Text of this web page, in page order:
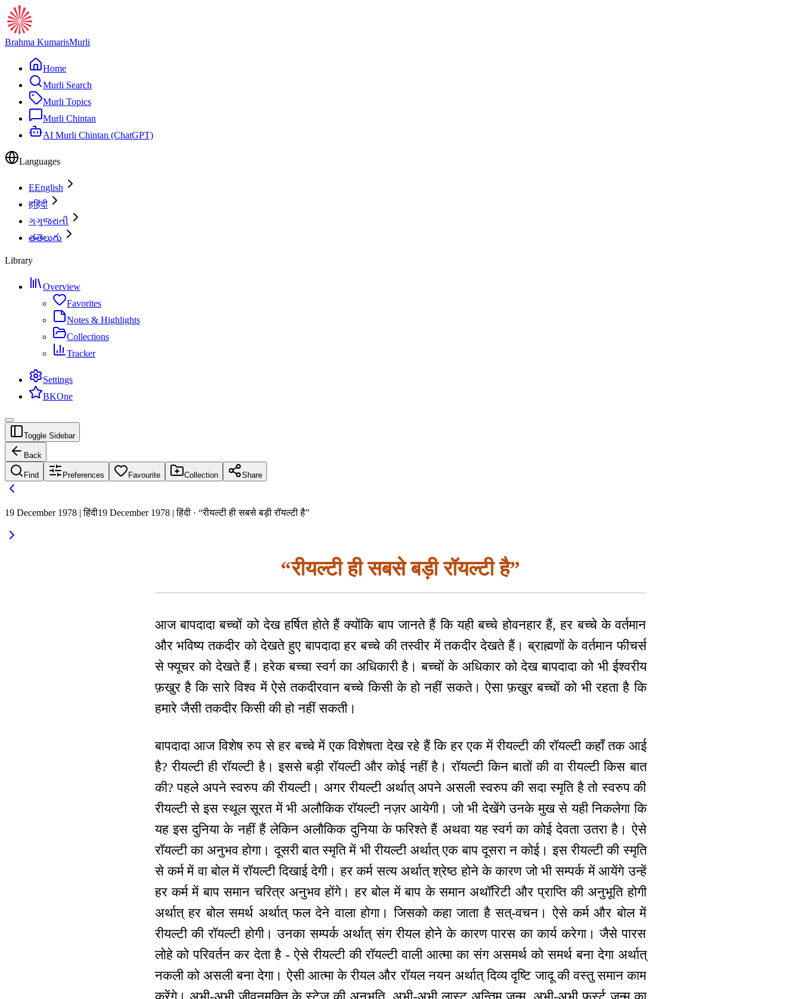
Brahma KumarisMurli
Home
Murli Search
Murli Topics
Murli Chintan
AI Murli Chintan (ChatGPT)
Languages
EEnglish
हहिंदी
ગગુજરાતી
తతెలుగు
Library
Overview
Favorites
Notes & Highlights
Collections
Tracker
Settings
BKOne
Toggle Sidebar
Back
Find Preferences Favourite Collection Share
19 December 1978 | हिंदी19 December 1978 | हिंदी · “रीयल्टी ही सबसे बड़ी रॉयल्टी है”
“रीयल्टी ही सबसे बड़ी रॉयल्टी है”
आज बापदादा बच्चों को देख हर्षित होते हैं क्योंकि बाप जानते हैं कि यही बच्चे होवनहार हैं, हर बच्चे के वर्तमान
और भविष्य तकदीर को देखते हुए बापदादा हर बच्चे की तस्वीर में तकदीर देखते हैं। ब्राह्मणों के वर्तमान फीचर्स
से फ्यूचर को देखते हैं। हरेक बच्चा स्वर्ग का अधिकारी है। बच्चों के अधिकार को देख बापदादा को भी ईश्वरीय
फ़खुर है कि सारे विश्व में ऐसे तकदीरवान बच्चे किसी के हो नहीं सकते। ऐसा फ़खुर बच्चों को भी रहता है कि
हमारे जैसी तकदीर किसी की हो नहीं सकती।
बापदादा आज विशेष रुप से हर बच्चे में एक विशेषता देख रहे हैं कि हर एक में रीयल्टी की रॉयल्टी कहाँ तक आई
है? रीयल्टी ही रॉयल्टी है। इससे बड़ी रॉयल्टी और कोई नहीं है। रॉयल्टी किन बातों की वा रीयल्टी किस बात
की? पहले अपने स्वरुप की रीयल्टी। अगर रीयल्टी अर्थात् अपने असली स्वरुप की सदा स्मृति है तो स्वरुप की
रीयल्टी से इस स्थूल सूरत में भी अलौकिक रॉयल्टी नज़र आयेगी। जो भी देखेंगे उनके मुख से यही निकलेगा कि
यह इस दुनिया के नहीं हैं लेकिन अलौकिक दुनिया के फरिश्ते हैं अथवा यह स्वर्ग का कोई देवता उतरा है। ऐसे
रॉयल्टी का अनुभव होगा। दूसरी बात स्मृति में भी रीयल्टी अर्थात् एक बाप दूसरा न कोई। इस रीयल्टी की स्मृति
से कर्म में वा बोल में रॉयल्टी दिखाई देगी। हर कर्म सत्य अर्थात् श्रेष्ठ होने के कारण जो भी सम्पर्क में आयेंगे उन्हें
हर कर्म में बाप समान चरित्र अनुभव होंगे। हर बोल में बाप के समान अथॉरिटी और प्राप्ति की अनुभूति होगी
अर्थात् हर बोल समर्थ अर्थात् फल देने वाला होगा। जिसको कहा जाता है सत्-वचन। ऐसे कर्म और बोल में
रीयल्टी की रॉयल्टी होगी। उनका सम्पर्क अर्थात् संग रीयल होने के कारण पारस का कार्य करेगा। जैसे पारस
लोहे को परिवर्तन कर देता है - ऐसे रीयल्टी की रॉयल्टी वाली आत्मा का संग असमर्थ को समर्थ बना देगा अर्थात्
नकली को असली बना देगा। ऐसी आत्मा के रीयल और रॉयल नयन अर्थात् दिव्य दृष्टि जादू की वस्तु समान काम